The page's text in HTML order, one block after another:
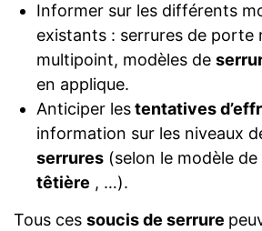
Informer sur les différents
existants : serrures de porte
multipoint, modèles de
en applique.
Anticiper lestentatives
information sur les niveaux
serrures(selon le modèle
têtière , …).
Tous ces soucis de serrure